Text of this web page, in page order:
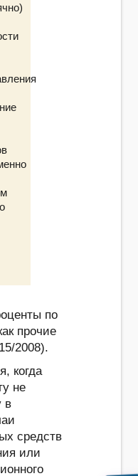
по
прочие
2008).
когда
не
в
средств
или